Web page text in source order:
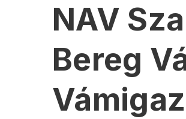
NAV
Bereg